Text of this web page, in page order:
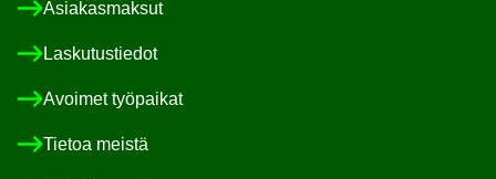
Asia­kas­mak­sut
Las­ku­tus­tie­dot
Avoi­met työ­pai­kat
Tie­toa meis­tä